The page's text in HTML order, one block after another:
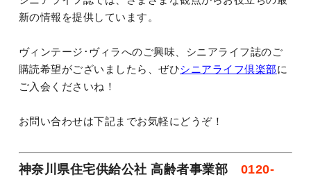
新の情報を提供しています。
ヴィンテージ･ヴィラへのご興味、シニアライフ誌のご
購読希望がございましたら、ぜひシニアライフ倶楽部に
ご入会くださいね！
お問い合わせは下記までお気軽にどうぞ！
神奈川県住宅供給公社 高齢者事業部 0120-